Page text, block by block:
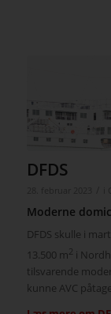
DFDS
Moderne
DFDS skulle i
13.500 m 2 i
tilsvarende
kunne AVC